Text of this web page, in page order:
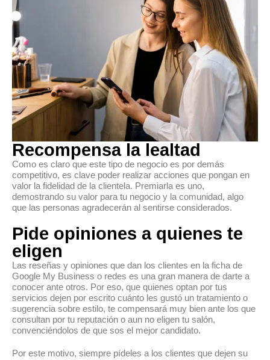
Recompensa la lealtad
Como es claro que este tipo de negocio es por demás
competitivo, es clave poder realizar acciones que pongan en
valor la fidelidad de la clientela. Premiarla es uno,
demostrando su valor para tu negocio y la comunidad, algo
que las personas agradecerán al sentirse considerados.
Pide opiniones a quienes te
eligen
Las reseñas y opiniones que dan los clientes en la ficha de
Google My Business o redes es una gran manera de darte a
conocer ante otros. Por eso, que quienes optan por tus
servicios dejen por escrito cuánto les gustó un tratamiento o
sugerencia sobre estilo, te compensará muy bien ante los que
consultan por tu reputación o aun no eligen tu salón,
convenciéndolos de que sos el mejor candidato.
Por este motivo, siempre pídeles a los clientes que dejen su